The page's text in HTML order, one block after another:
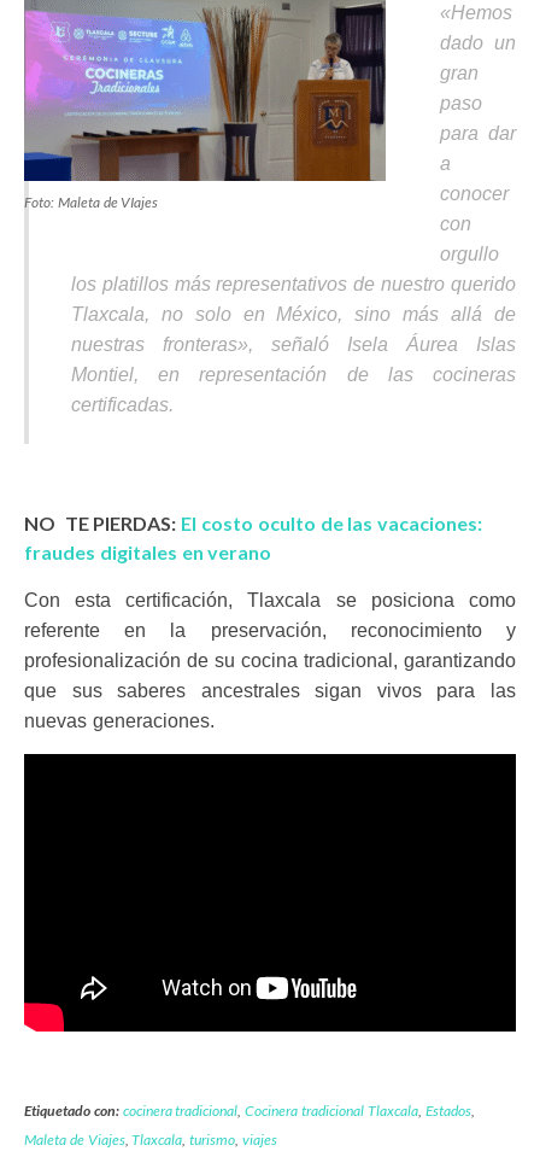
Foto: Maleta de VIajes
«Hemos
dado un
gran
paso
para dar
a
conocer
con
orgullo
los platillos más representativos de nuestro querido
Tlaxcala, no solo en México, sino más allá de
nuestras fronteras», señaló Isela Áurea Islas
Montiel, en representación de las cocineras
certificadas.
NO TE PIERDAS: El costo oculto de las vacaciones:
fraudes digitales en verano
Con esta certificación, Tlaxcala se posiciona como
referente en la preservación, reconocimiento y
profesionalización de su cocina tradicional, garantizando
que sus saberes ancestrales sigan vivos para las
nuevas generaciones.
Etiquetado con: cocinera tradicional ,Cocinera tradicional Tlaxcala, Estados,
Maleta de Viajes,Tlaxcala ,turismo ,viajes